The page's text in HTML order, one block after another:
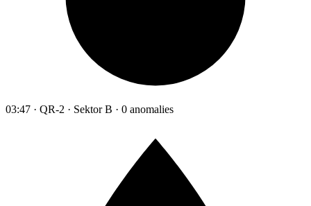
03:47 · QR-2 · Sektor B · 0 anomalies